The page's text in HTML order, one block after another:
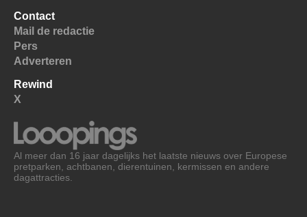
Contact
Mail de redactie
Pers
Adverteren
Rewind
X
Al meer dan 16 jaar dagelijks het laatste nieuws over Europese
pretparken, achtbanen, dierentuinen, kermissen en andere
dagattracties.